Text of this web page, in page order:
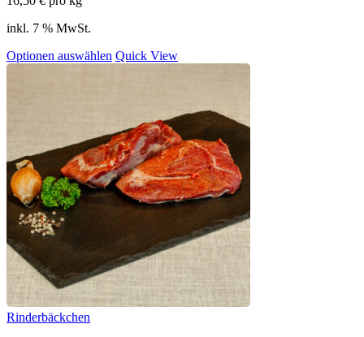
inkl. 7 % MwSt.
Optionen auswählen Quick View
Rinderbäckchen